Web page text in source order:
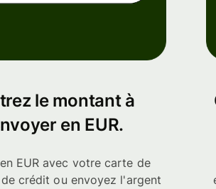
le montant à
en EUR.
EUR avec votre carte de
crédit ou envoyez l'argent